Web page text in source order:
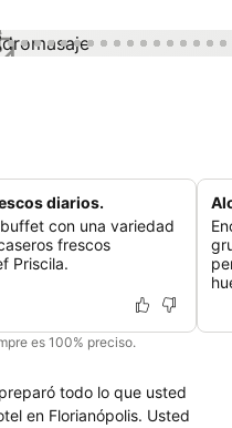
diarios.
con una variedad
frescos
Priscila.
es 100% preciso.
todo lo que usted
en Florianópolis. Usted